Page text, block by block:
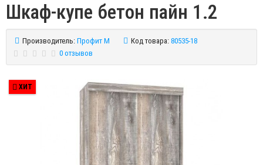
Шкаф-купе бетон пайн 1.2
Производитель: Профит М Код товара: 80535-18
0 отзывов
ХИТ